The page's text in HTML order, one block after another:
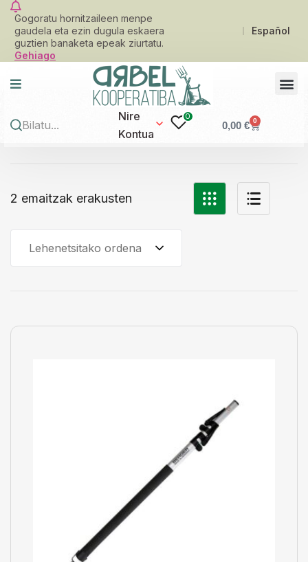
Gogoratu hornitzaileen menpe
gaudela eta ezin dugula eskaera
guztien banaketa epeak ziurtatu.
Gehiago
Español
Nire
Kontua
0
0,00€ 0
2 emaitzak erakusten
Lehenetsitako ordena